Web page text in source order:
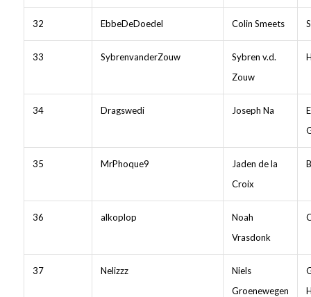
32 EbbeDeDoedel Colin Smeets
33 SybrenvanderZouw
Sybren v.d.
Zouw
34 Dragswedi Joseph Na
35 MrPhoque9
Jaden de la
Croix
36 alkoplop
Noah
Vrasdonk
37 Nelizzz
Niels
Groenewegen